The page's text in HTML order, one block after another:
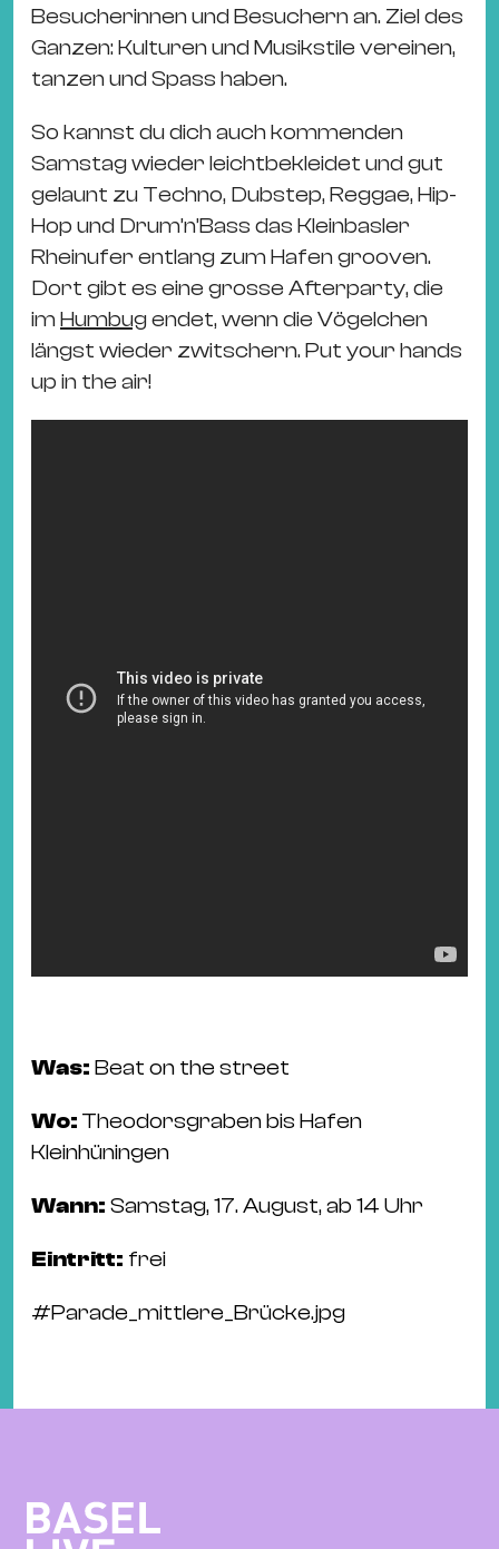
Besucherinnen und Besuchern an. Ziel des
Ganzen: Kulturen und Musikstile vereinen,
tanzen und Spass haben.
So kannst du dich auch kommenden
Samstag wieder leichtbekleidet und gut
gelaunt zu Techno, Dubstep, Reggae, Hip-
Hop und Drum’n’Bass das Kleinbasler
Rheinufer entlang zum Hafen grooven.
Dort gibt es eine grosse Afterparty, die
imHumbugendet, wenn die Vögelchen
längst wieder zwitschern. Put your hands
up in the air!
Was: Beat on the street
Wo: Theodorsgraben bis Hafen
Kleinhüningen
Wann: Samstag, 17. August, ab 14 Uhr
Eintritt: frei
#Parade_mittlere_Brücke.jpg